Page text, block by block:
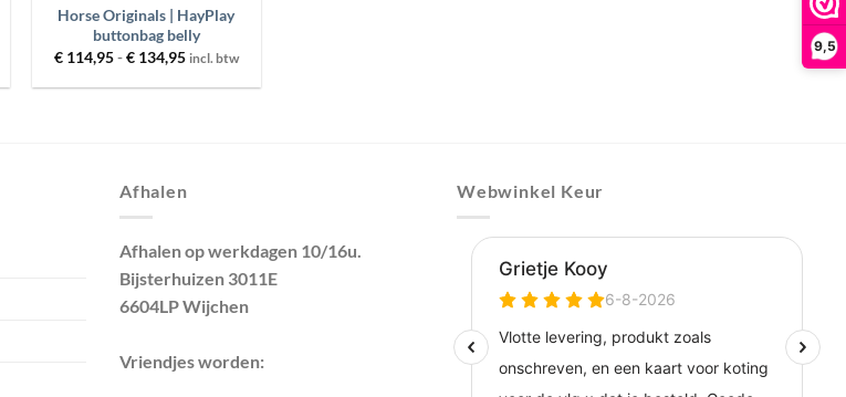
9,5
Horse Originals | HayPlay
buttonbag belly
€114,95-€134,95Prijsklasse:
tot
incl. btw
Afhalen
Afhalen op werkdagen 10/16u.
Bijsterhuizen 3011E
6604LP Wijchen
Vriendjes worden:
Webwinkel Keur